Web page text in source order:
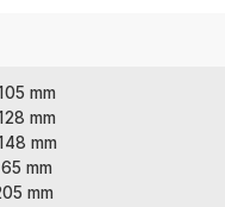
senar pancing PE
stabil saat casting maupun
mm
mm
mm
mm
mm